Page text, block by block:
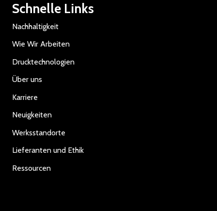
Schnelle Links
Nachhaltigkeit
Wie Wir Arbeiten
Drucktechnologien
Über uns
Karriere
Neuigkeiten
Werksstandorte
Lieferanten und Ethik
Ressourcen